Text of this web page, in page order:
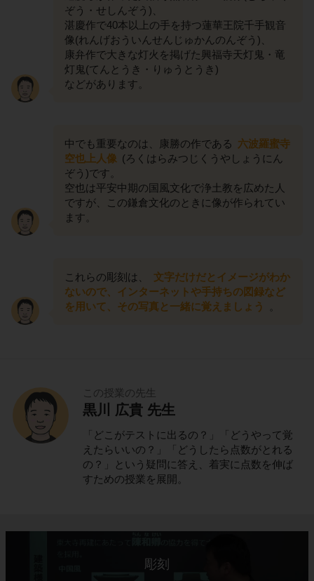
ぞう・せしんぞう)、
湛慶作で40本以上の手を持つ蓮華王院千手観音
像(れんげおういんせんじゅかんのんぞう)、
康弁作で大きな灯火を掲げた興福寺天灯鬼・竜
灯鬼(てんとうき・りゅうとうき)
などがあります。
中でも重要なのは、康勝の作である 六波羅蜜寺
空也上人像 (ろくはらみつじくうやしょうにん
ぞう)です。
空也は平安中期の国風文化で浄土教を広めた人
ですが、この鎌倉文化のときに像が作られてい
ます。
これらの彫刻は、
文字だけだとイメージがわか
ないので、インターネットや手持ちの図録など
を用いて、その写真と一緒に覚えましょう
。
この授業の先生
黒川 広貴 先生
「どこがテストに出るの？」「どうやって覚
えたらいいの？」「どうしたら点数がとれる
の？」という疑問に答え、着実に点数を伸ば
すための授業を展開。
彫刻